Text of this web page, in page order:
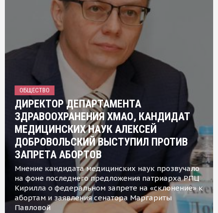
ОБЩЕСТВО
ДИРЕКТОР ДЕПАРТАМЕНТА
ЗДРАВООХРАНЕНИЯ ХМАО, КАНДИДАТ
МЕДИЦИНСКИХ НАУК АЛЕКСЕЙ
ДОБРОВОЛЬСКИЙ ВЫСТУПИЛ ПРОТИВ
ЗАПРЕТА АБОРТОВ
Мнение кандидата медицинских наук прозвучало
на фоне последнего предложения патриарха РПЦ
Кирилла о федеральном запрете на «склонение» к
абортам и заявления сенатора Маргариты
Павловой